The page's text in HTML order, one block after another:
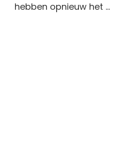
hebben opnieuw het ...